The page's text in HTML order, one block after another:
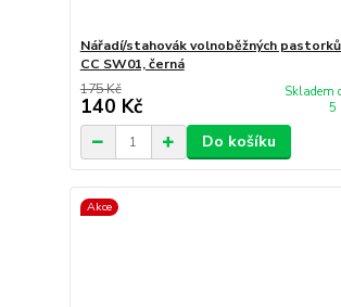
Nářadí/stahovák volnoběžných
CC SW01, černá
175 Kč
140 Kč
Skladem
5
Do košíku
Akce